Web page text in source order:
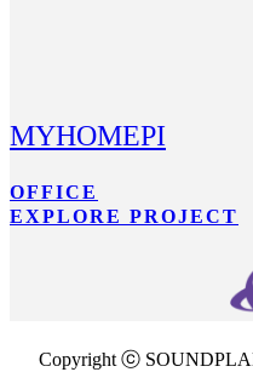
MYHOMEPI
OFFICE
EXPLORE PROJECT
Copyright ⓒ